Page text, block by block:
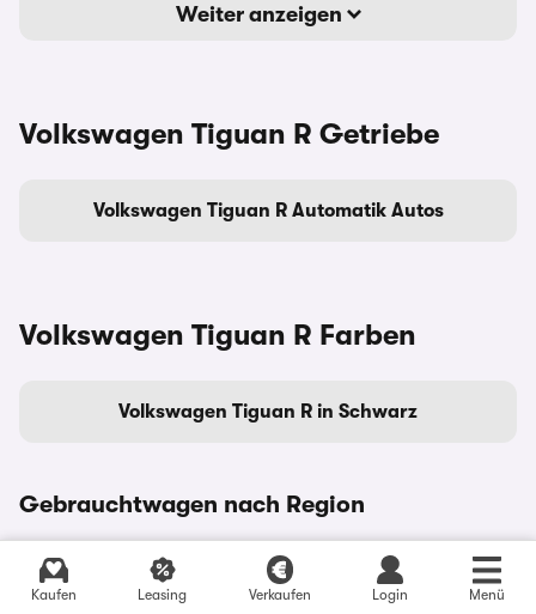
Kaufen Leasing Verkaufen Login Menü
Weiter anzeigen
Volkswagen Tiguan R Getriebe
Volkswagen Tiguan R Automatik Autos
Volkswagen Tiguan R Farben
Volkswagen Tiguan R in Schwarz
Gebrauchtwagen nach Region
Gebrauchtwagen in
Berlin
Gebrauchtwagen in Köln
Gebrauchtwagen in